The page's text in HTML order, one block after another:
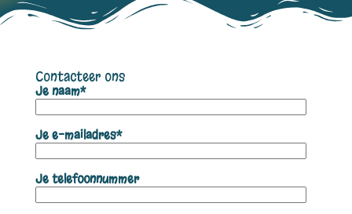
Contacteer ons
Je naam*
Je e-mailadres*
Je telefoonnummer